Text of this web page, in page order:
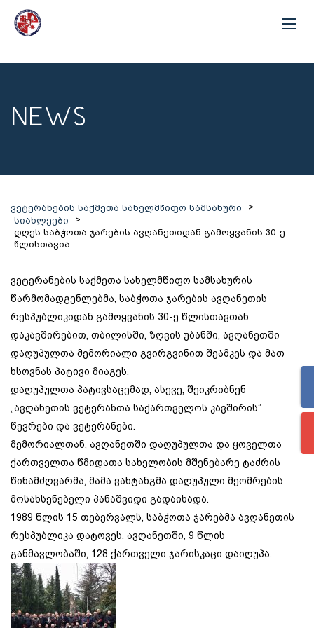
NEWS
ვეტერანების საქმეთა სახელმწიფო სამსახური
>
სიახლეები
>
დღეს საბჭოთა ჯარების ავღანეთიდან გამოყვანის 30-ე
წლისთავია
ვეტერანების საქმეთა სახელმწიფო სამსახურის
წარმომადგენლებმა, საბჭოთა ჯარების ავღანეთის
რესპუბლიკიდან გამოყვანის 30-ე წლისთავთან
დაკავშირებით, თბილისში, ზღვის უბანში, ავღანეთში
დაღუპულთა მემორიალი გვირგვინით შეამკეს და მათ
ხსოვნას პატივი მიაგეს.
დაღუპულთა პატივსაცემად, ასევე, შეიკრიბნენ
„ავღანეთის ვეტერანთა საქართველოს კავშირის”
წევრები და ვეტერანები.
მემორიალთან, ავღანეთში დაღუპულთა და ყოველთა
ქართველთა წმიდათა სახელობის მშენებარე ტაძრის
წინამძღვარმა, მამა ვახტანგმა დაღუპული მეომრების
მოსახსენებელი პანაშვიდი გადაიხადა.
1989 წლის 15 თებერვალს, საბჭოთა ჯარებმა ავღანეთის
რესპუბლიკა დატოვეს. ავღანეთში, 9 წლის
განმავლობაში, 128 ქართველი ჯარისკაცი დაიღუპა.